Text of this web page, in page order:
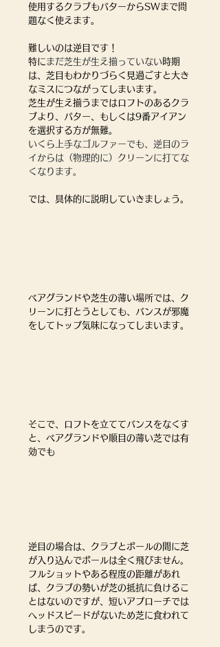
使用するクラブもパターからSWまで問
題なく使えます。
難しいのは逆目です！
特にまだ芝生が生え揃っていない時期
は、芝目もわかりづらく見過ごすと大き
なミスにつながってしまいます。
芝生が生え揃うまではロフトのあるクラ
ブより、パター、もしくは9番アイアン
を選択する方が無難。
いくら上手なゴルファーでも、逆目のラ
イからは（物理的に）クリーンに打てな
くなります。
では、具体的に説明していきましょう。
ベアグランドや芝生の薄い場所では、ク
リーンに打とうとしても、バンスが邪魔
をしてトップ気味になってしまいます。
そこで、ロフトを立ててバンスをなくす
と、ベアグランドや順目の薄い芝では有
効でも
逆目の場合は、クラブとボールの間に芝
が入り込んでボールは全く飛びません。
フルショットやある程度の距離があれ
ば、クラブの勢いが芝の抵抗に負けるこ
とはないのですが、短いアプローチでは
ヘッドスピードがないため芝に食われて
しまうのです。